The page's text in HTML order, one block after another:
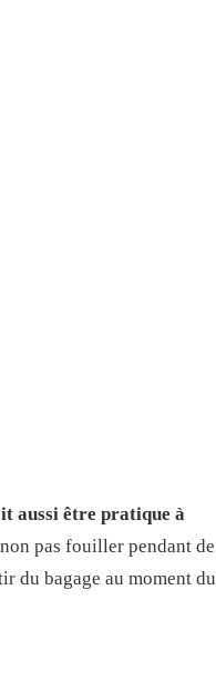
aussi être pratique à
pas fouiller pendant de
du bagage au moment du